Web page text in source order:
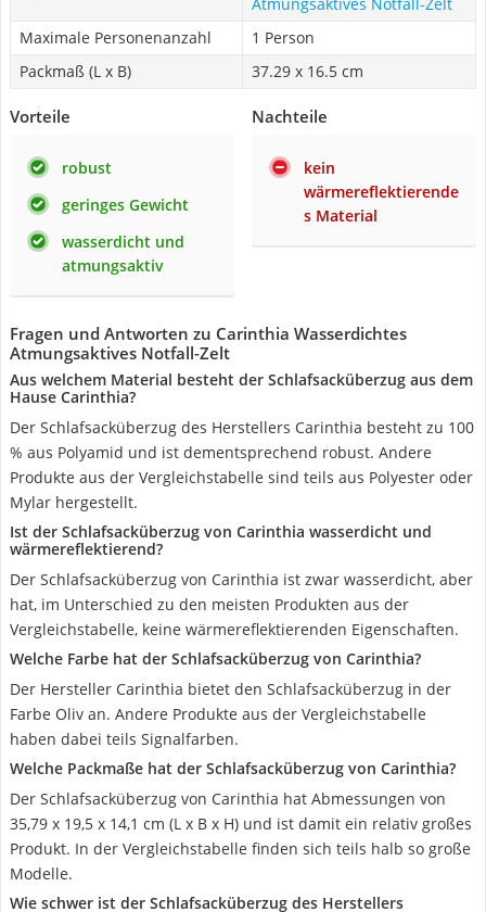
Maximale Personenanzahl
1 Person
Packmaß (L x B)
‎37.29 x 16.5 cm
Vorteile
robust
geringes Gewicht
wasserdicht und
atmungsaktiv
Nachteile
kein
wärmereflektierende
s Material
Fragen und Antworten zu Carinthia Wasserdichtes
Atmungsaktives Notfall-Zelt
Aus welchem Material besteht der Schlafsacküberzug aus dem
Hause Carinthia?
Der Schlafsacküberzug des Herstellers Carinthia besteht zu 100
% aus Polyamid und ist dementsprechend robust. Andere
Produkte aus der Vergleichstabelle sind teils aus Polyester oder
Mylar hergestellt.
Ist der Schlafsacküberzug von Carinthia wasserdicht und
wärmereflektierend?
Der Schlafsacküberzug von Carinthia ist zwar wasserdicht, aber
hat, im Unterschied zu den meisten Produkten aus der
Vergleichstabelle, keine wärmereflektierenden Eigenschaften.
Welche Farbe hat der Schlafsacküberzug von Carinthia?
Der Hersteller Carinthia bietet den Schlafsacküberzug in der
Farbe Oliv an. Andere Produkte aus der Vergleichstabelle
haben dabei teils Signalfarben.
Welche Packmaße hat der Schlafsacküberzug von Carinthia?
Der Schlafsacküberzug von Carinthia hat Abmessungen von
35,79 x 19,5 x 14,1 cm (L x B x H) und ist damit ein relativ großes
Produkt. In der Vergleichstabelle finden sich teils halb so große
Modelle.
Wie schwer ist der Schlafsacküberzug des Herstellers